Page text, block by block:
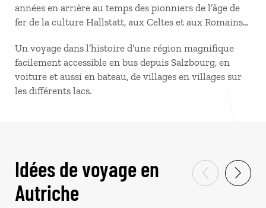
années en arrière au temps des pionniers de l’âge de
fer de la culture Hallstatt, aux Celtes et aux Romains…
Un voyage dans l’histoire d’une région magnifique
facilement accessible en bus depuis Salzbourg, en
voiture et aussi en bateau, de villages en villages sur
les différents lacs.
Idées de voyage en
Autriche